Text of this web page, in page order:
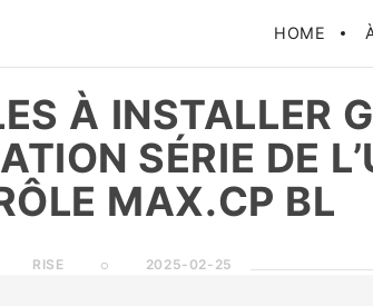
HOME
À INSTALLER
SÉRIE DE
MAX.CP BL
RISE 2025-02-25